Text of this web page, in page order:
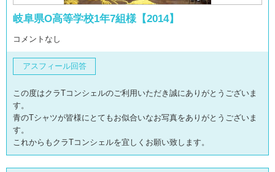
岐阜県O高等学校1年7組様【2014】
コメントなし
アスフィール回答
この度はクラTコンシェルのご利用いただき誠にありがとうございま
す。
青のTシャツが皆様にとてもお似合いなお写真をありがとうございま
す。
これからもクラTコンシェルを宜しくお願い致します。